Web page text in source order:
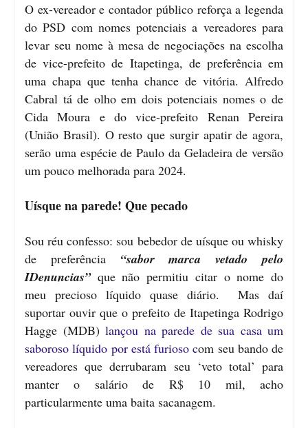
O ex-vereador e contador público reforça a legenda
do PSD com nomes potenciais a vereadores para
levar seu nome à mesa de negociações na escolha
de vice-prefeito de Itapetinga, de preferência em
uma chapa que tenha chance de vitória. Alfredo
Cabral tá de olho em dois potenciais nomes o de
Cida Moura e do vice-prefeito Renan Pereira
(União Brasil). O resto que surgir apatir de agora,
serão uma espécie de Paulo da Geladeira de versão
um pouco melhorada para 2024.
Uísque na parede! Que pecado
Sou réu confesso: sou bebedor de uísque ou whisky
de preferência “sabor marca vetado pelo
IDenuncias”que não permitiu citar o nome do
meu precioso líquido quase diário. Mas daí
suportar ouvir que o prefeito de Itapetinga Rodrigo
Hagge (MDB) lançou na parede de sua casa um
saboroso líquido por está furioso com seu bando de
vereadores que derrubaram seu ‘veto total’ para
manter o salário de R$ 10 mil, acho
particularmente uma baita sacanagem.